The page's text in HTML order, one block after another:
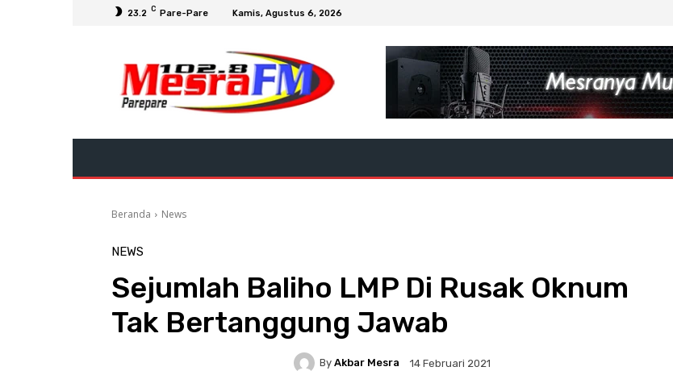
23.2 C Pare-Pare Kamis, Agustus 6, 2026
Beranda News
NEWS
Sejumlah Baliho LMP Di Rusak Oknum
Tak Bertanggung Jawab
By Akbar Mesra 14 Februari 2021